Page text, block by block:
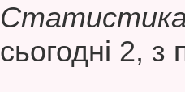
Статистика
сьогодні 2, з